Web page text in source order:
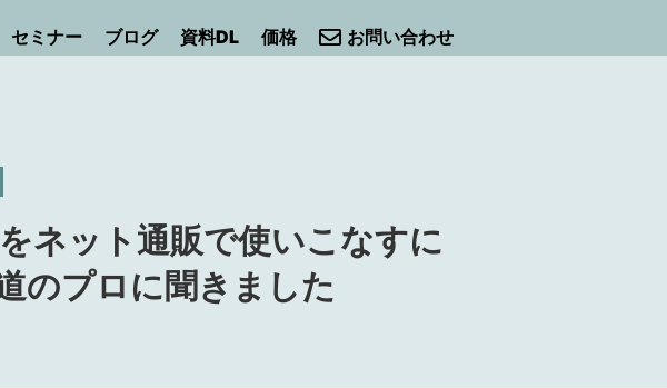
セミナー ブログ 資料DL 価格 お問い合わせ
ネット通販で使いこなすに
のプロに聞きました